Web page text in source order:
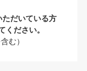
だいている方
ください。
む）